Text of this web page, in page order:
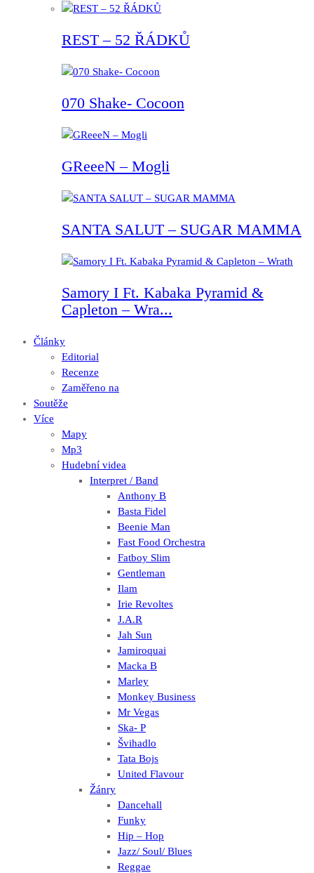
REST – 52 ŘÁDKŮ
070 Shake- Cocoon
GReeeN – Mogli
SANTA SALUT – SUGAR MAMMA
Samory I Ft. Kabaka Pyramid &
Capleton – Wra...
Články
Editorial
Recenze
Zaměřeno na
Soutěže
Více
Mapy
Mp3
Hudební videa
Interpret / Band
Anthony B
Basta Fidel
Beenie Man
Fast Food Orchestra
Fatboy Slim
Gentleman
Ilam
Irie Revoltes
J.A.R
Jah Sun
Jamiroquai
Macka B
Marley
Monkey Business
Mr Vegas
Ska- P
Švihadlo
Tata Bojs
United Flavour
Žánry
Dancehall
Funky
Hip – Hop
Jazz/ Soul/ Blues
Reggae